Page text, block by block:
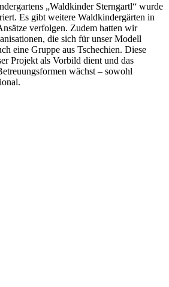
„Waldkinder Sterngartl“ wurde
Es gibt weitere Waldkindergärten in
verfolgen. Zudem hatten wir
die sich für unser Modell
eine Gruppe aus Tschechien. Diese
Projekt als Vorbild dient und das
wächst – sowohl